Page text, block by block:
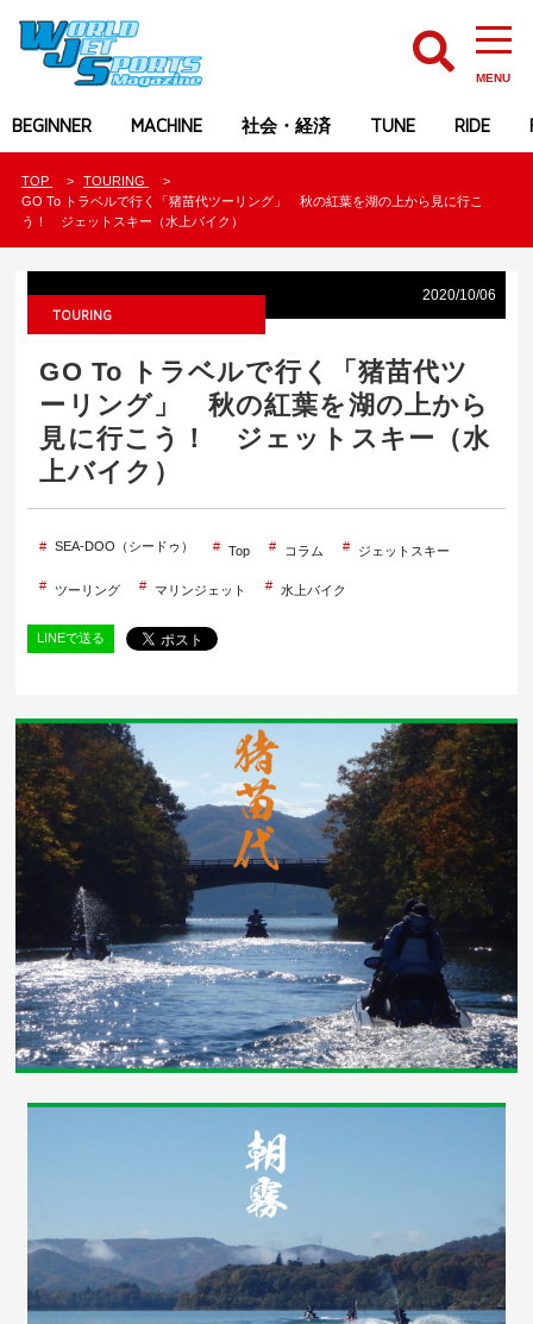
MENU
BEGINNER MACHINE 社会・経済 TUNE RIDE
TOP
TOURING
GO To トラベルで行く「猪苗代ツーリング」 秋の紅葉を湖の上から見に行こ
う！ ジェットスキー（水上バイク）
2020/10/06
TOURING
GO To トラベルで行く「猪苗代ツ
ーリング」 秋の紅葉を湖の上から
見に行こう！ ジェットスキー（水
上バイク）
SEA-DOO（シードゥ） Top コラム ジェットスキー
ツーリング マリンジェット 水上バイク
LINEで送る